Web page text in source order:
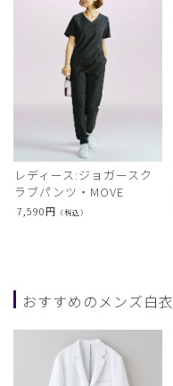
レディース:ジョガースク
ラブパンツ・MOVE
7,590円 （税込）
おすすめのメンズ白衣